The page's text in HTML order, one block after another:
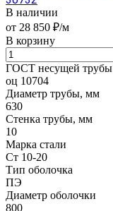
В наличии
от 28 850 ₽/м
В корзину
ГОСТ несущей трубы
оц 10704
Диаметр трубы, мм
630
Стенка трубы, мм
10
Марка стали
Ст 10-20
Тип оболочка
ПЭ
Диаметр оболочки
800